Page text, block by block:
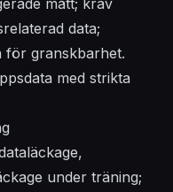
mått; kräv
data;
för granskbarhet.
med strikta
under träning;